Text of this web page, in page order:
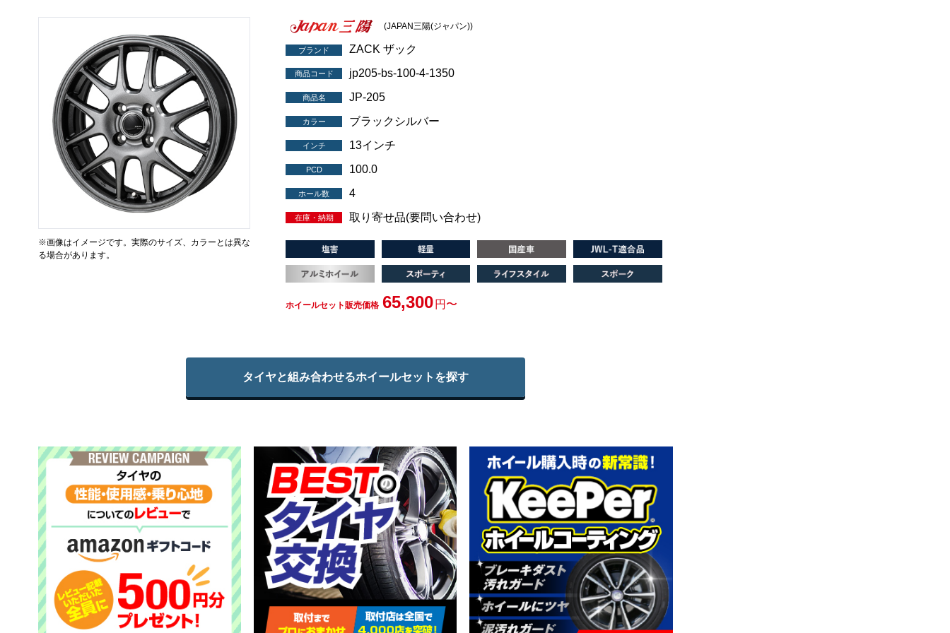
※画像はイメージです。実際のサイズ、カラーとは異な
る場合があります。
(JAPAN三陽(ジャパン))
ブランド ZACK ザック
商品コード jp205-bs-100-4-1350
商品名 JP-205
カラー ブラックシルバー
インチ 13インチ
PCD 100.0
ホール数 4
在庫・納期 取り寄せ品(要問い合わせ)
ホイールセット販売価格 65,300 円〜
タイヤと組み合わせるホイールセットを探す